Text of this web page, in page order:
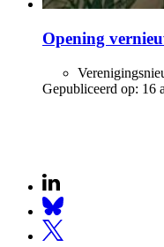
Opening
Gepubliceerd op: 16